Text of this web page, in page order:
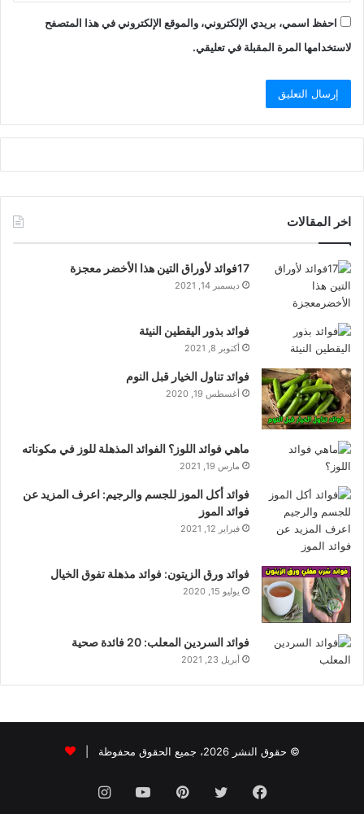
احفظ اسمي، بريدي الإلكتروني، والموقع الإلكتروني في هذا المتصفح
لاستخدامها المرة المقبلة في تعليقي.
اخر المقالات
17فوائد لأوراق التين هذا الأخضر معجزة
ديسمبر 14, 2021
فوائد بذور اليقطين النيئة
أكتوبر 8, 2021
فوائد تناول الخيار قبل النوم
أغسطس 19, 2020
ماهي فوائد اللوز؟ الفوائد المذهلة للوز في مكوناته
مارس 19, 2021
فوائد أكل الموز للجسم والرجيم: اعرف المزيد عن
فوائد الموز
فبراير 12, 2021
فوائد ورق الزيتون: فوائد مذهلة تفوق الخيال
يوليو 15, 2020
فوائد السردين المعلب: 20 فائدة صحية
أبريل 23, 2021
© حقوق النشر 2026، جميع الحقوق محفوظة |
فيسبوك تويتر بينتيريستيوتيوبانستقرام